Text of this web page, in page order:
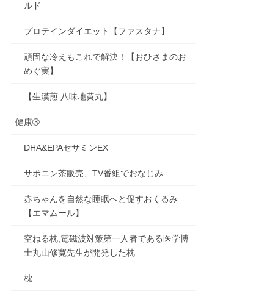
ルド
プロテインダイエット【ファスタナ】
頑固な冷えもこれで解決！【おひさまのお
めぐ実】
【生漢煎 八味地黄丸】
健康➂
DHA&EPAセサミンEX
サポニン茶販売、TV番組でおなじみ
赤ちゃんを自然な睡眠へと促すおくるみ
【エマムール】
空ねる枕,電磁波対策第一人者である医学博
士丸山修寛先生が開発した枕
枕